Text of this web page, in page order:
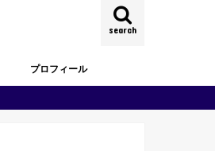
search
プロフィール